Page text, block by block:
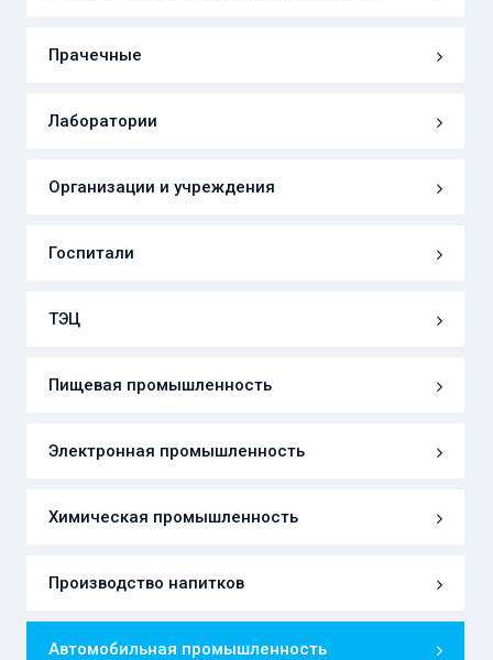
Прачечные
Лаборатории
Организации и учреждения
Госпитали
ТЭЦ
Пищевая промышленность
Электронная промышленность
Химическая промышленность
Производство напитков
Автомобильная промышленность